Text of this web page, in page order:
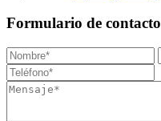
Formulario de contacto